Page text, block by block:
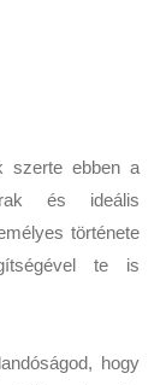
szerte ebben a
és ideális
története
te is
hogy